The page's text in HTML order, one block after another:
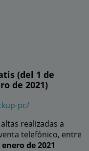
(del 1 de
de 2021)
pc/
realizadas a
telefónico, entre
de 2021